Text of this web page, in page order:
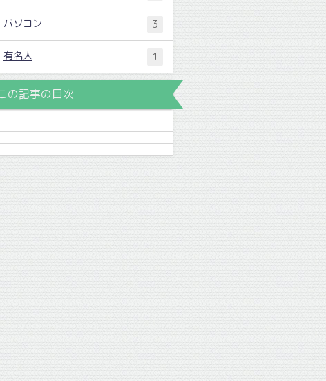
パソコン 3
有名人 1
の記事の目次